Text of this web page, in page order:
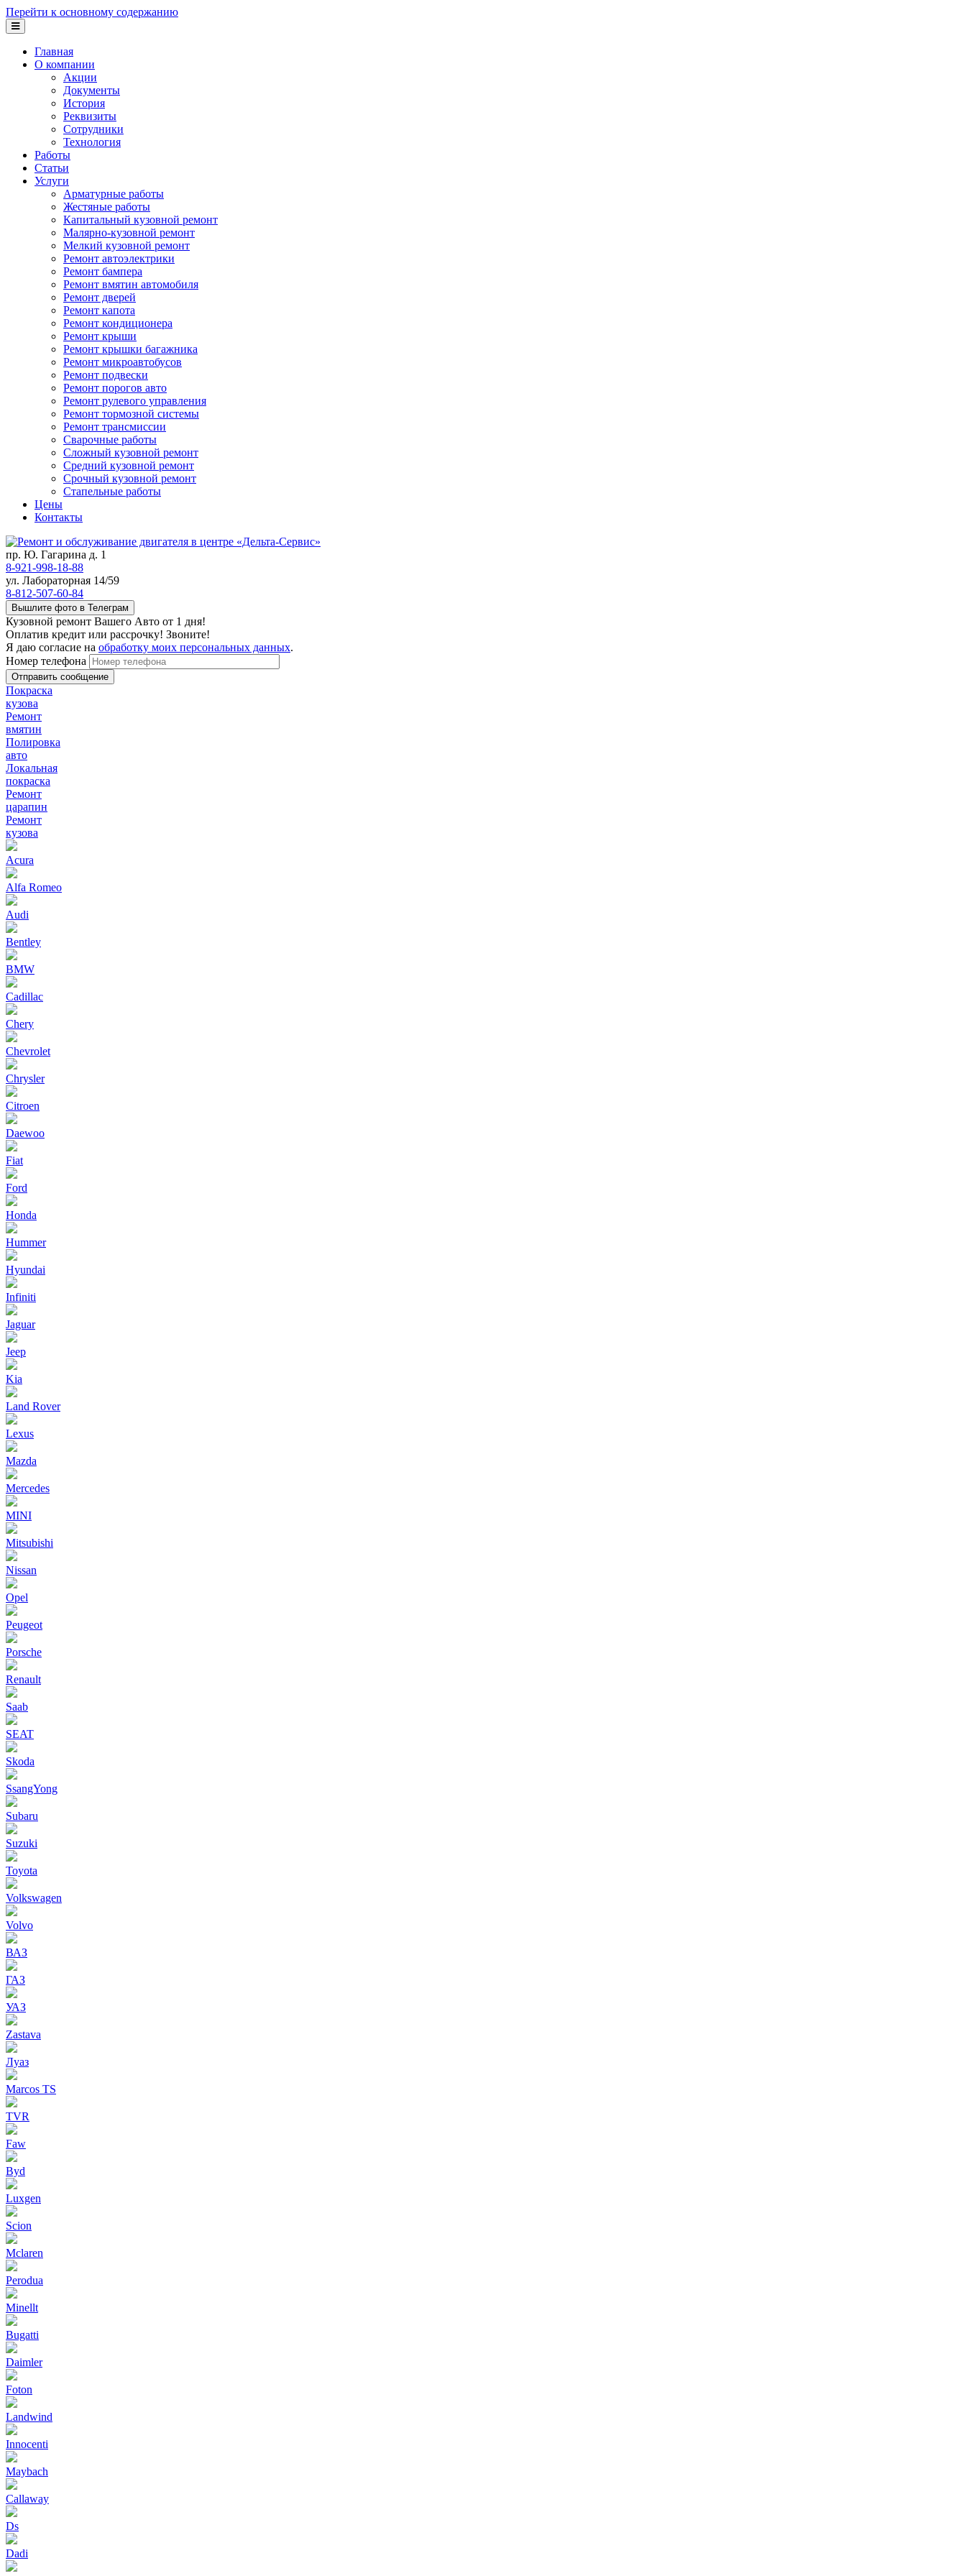
Перейти к основному содержанию
Главная
О компании
Акции
Документы
История
Реквизиты
Сотрудники
Технология
Работы
Статьи
Услуги
Арматурные работы
Жестяные работы
Капитальный кузовной ремонт
Малярно-кузовной ремонт
Мелкий кузовной ремонт
Ремонт автоэлектрики
Ремонт бампера
Ремонт вмятин автомобиля
Ремонт дверей
Ремонт капота
Ремонт кондиционера
Ремонт крыши
Ремонт крышки багажника
Ремонт микроавтобусов
Ремонт подвески
Ремонт порогов авто
Ремонт рулевого управления
Ремонт тормозной системы
Ремонт трансмиссии
Сварочные работы
Сложный кузовной ремонт
Средний кузовной ремонт
Срочный кузовной ремонт
Стапельные работы
Цены
Контакты
пр. Ю. Гагарина д. 1
8-921-998-18-88
ул. Лабораторная 14/59
8-812-507-60-84
Вышлите фото в Телеграм
Кузовной ремонт Вашего Авто от 1 дня!
Оплатив кредит или рассрочку! Звоните!
Я даю согласие на обработку моих персональных данных.
Номер телефона
Покраска
кузова
Ремонт
вмятин
Полировка
авто
Локальная
покраска
Ремонт
царапин
Ремонт
кузова
Acura
Alfa Romeo
Audi
Bentley
BMW
Cadillac
Chery
Chevrolet
Chrysler
Citroen
Daewoo
Fiat
Ford
Honda
Hummer
Hyundai
Infiniti
Jaguar
Jeep
Kia
Land Rover
Lexus
Mazda
Mercedes
MINI
Mitsubishi
Nissan
Opel
Peugeot
Porsche
Renault
Saab
SEAT
Skoda
SsangYong
Subaru
Suzuki
Toyota
Volkswagen
Volvo
ВАЗ
ГАЗ
УАЗ
Zastava
Луаз
Marcos TS
TVR
Faw
Byd
Luxgen
Scion
Mclaren
Perodua
Minellt
Bugatti
Daimler
Foton
Landwind
Innocenti
Maybach
Callaway
Ds
Dadi